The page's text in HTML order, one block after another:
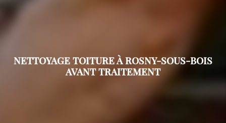
NETTOYAGE TOITURE À ROSNY-SOUS-BOIS
AVANT TRAITEMENT